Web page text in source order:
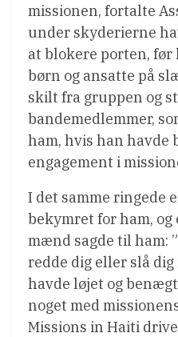
missionen, fortalte
under skyderierne
at blokere porten,
børn og ansatte på
skilt fra gruppen og
bandemedlemmer,
ham, hvis han
engagement i
I det samme ringede
bekymret for ham,
mænd sagde til ham:
redde dig eller slå
havde løjet og
noget med
Missions in Haiti